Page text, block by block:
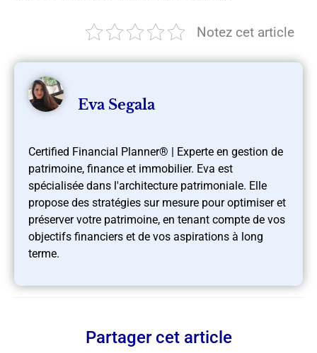
Notez cet article
Eva Segala
Certified Financial Planner® | Experte en gestion de
patrimoine, finance et immobilier. Eva est
spécialisée dans l'architecture patrimoniale. Elle
propose des stratégies sur mesure pour optimiser et
préserver votre patrimoine, en tenant compte de vos
objectifs financiers et de vos aspirations à long
terme.
Partager cet article